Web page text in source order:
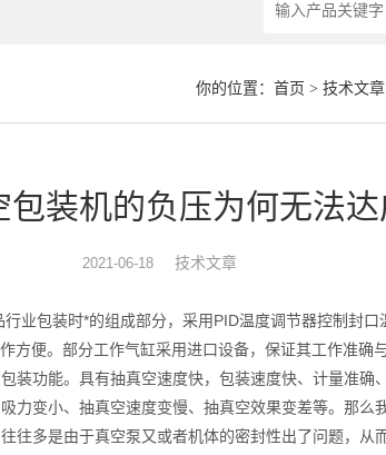
你的位置： 首页 > 技术文章
装机的负压为何无法达
2021-06-18 技术文章
业包装时*的组成部分，采用PID温度调节器控制封口
方便。部分工作气缸采用进口设备，保证其工作准确
装功能。具有抽真空速度快，包装速度快、计量准确
变小、抽真空速度变慢、抽真空效果变差等。那么
多是由于真空泵又或者机体的密封性出了问题，从